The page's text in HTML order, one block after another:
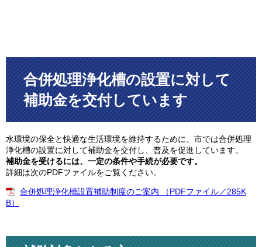
合併処理浄化槽の設置に対して
補助金を交付しています
水環境の保全と快適な生活環境を維持するために、市では合併処理
浄化槽の設置に対して補助金を交付し、普及を促進しています。
補助金を受けるには、一定の条件や手続が必要です。
詳細は次のPDFファイルをご覧ください。
合併処理浄化槽設置補助制度のご案内 （PDFファイル／285K
B）